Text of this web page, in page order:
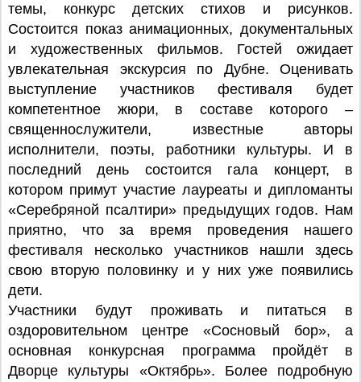
темы, конкурс детских стихов и рисунков.
Состоится показ анимационных, документальных
и художественных фильмов. Гостей ожидает
увлекательная экскурсия по Дубне. Оценивать
выступление участников фестиваля будет
компетентное жюри, в составе которого –
священнослужители, известные авторы
исполнители, поэты, работники культуры. И в
последний день состоится гала концерт, в
котором примут участие лауреаты и дипломанты
«Серебряной псалтири» предыдущих годов. Нам
приятно, что за время проведения нашего
фестиваля несколько участников нашли здесь
свою вторую половинку и у них уже появились
дети.
Участники будут проживать и питаться в
оздоровительном центре «Сосновый бор», а
основная конкурсная программа пройдёт в
Дворце культуры «Октябрь». Более подробную